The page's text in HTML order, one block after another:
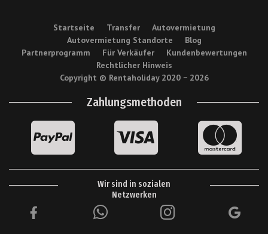
Startseite Transfer
Autovermietung
Autovermietung Standorte
Blog
Partnerprogramm
Für Verkäufer
Kundenbewertungen
Rechtlicher Hinweis
Copyright © Rentaholiday 2020 − 2026
Zahlungsmethoden
Wir sind in sozialen
Netzwerken